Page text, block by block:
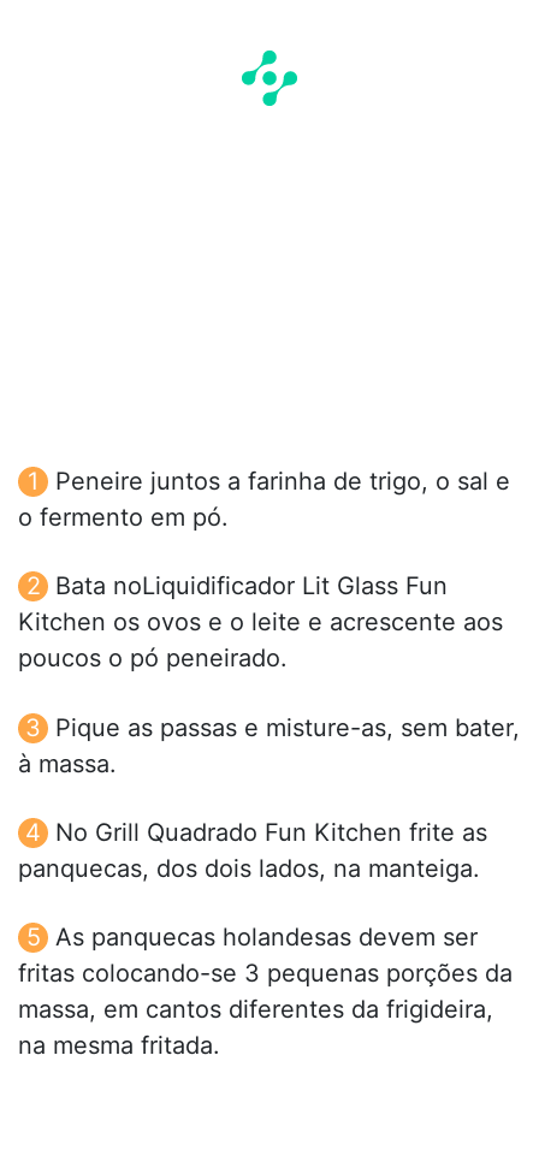
Peneire juntos a farinha de trigo, o sal e
o fermento em pó.
Bata noLiquidificador Lit Glass Fun
Kitchen os ovos e o leite e acrescente aos
poucos o pó peneirado.
Pique as passas e misture-as, sem bater,
à massa.
No Grill Quadrado Fun Kitchen frite as
panquecas, dos dois lados, na manteiga.
As panquecas holandesas devem ser
fritas colocando-se 3 pequenas porções da
massa, em cantos diferentes da frigideira,
na mesma fritada.